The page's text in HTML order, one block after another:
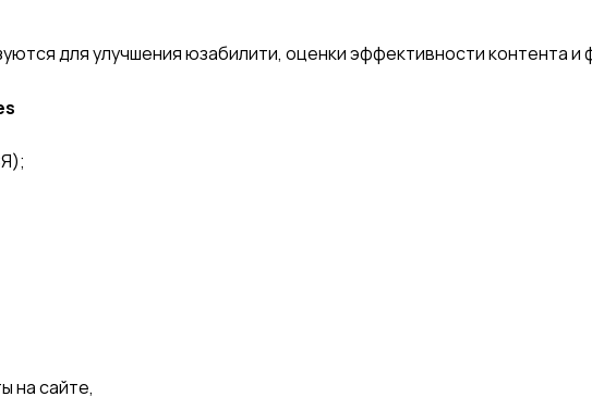
для улучшения юзабилити, оценки эффективности контента и
на сайте,